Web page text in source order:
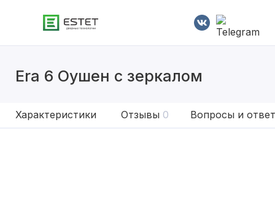
Era 6 Оушен с зеркалом
Характеристики Отзывы 0 Вопросы и